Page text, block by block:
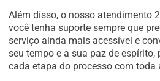
Além disso, o nosso atendimento
você tenha suporte sempre que
serviço ainda mais acessível e
seu tempo e a sua paz de
cada etapa do processo com toda